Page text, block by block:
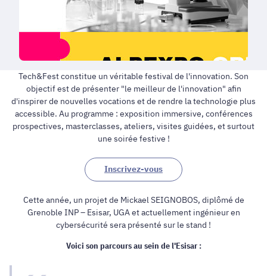
Tech&Fest constitue un véritable festival de l'innovation. Son
objectif est de présenter "le meilleur de l'innovation" afin
d'inspirer de nouvelles vocations et de rendre la technologie plus
accessible. Au programme : exposition immersive, conférences
prospectives, masterclasses, ateliers, visites guidées, et surtout
une soirée festive !
Inscrivez-vous
Cette année, un projet de Mickael SEIGNOBOS, diplômé de
Grenoble INP – Esisar, UGA et actuellement ingénieur en
cybersécurité sera présenté sur le stand !
Voici son parcours au sein de l'Esisar :